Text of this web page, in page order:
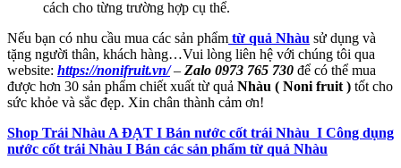
cách cho từng trường hợp cụ thể.
Nếu bạn có nhu cầu mua các sản phẩm từ quả Nhàu sử dụng và
tặng người thân, khách hàng…Vui lòng liên hệ với chúng tôi qua
website: https://nonifruit.vn/– Zalo 0973 765 730 để có thể mua
được hơn 30 sản phẩm chiết xuất từ quả Nhàu ( Noni fruit ) tốt cho
sức khỏe và sắc đẹp. Xin chân thành cảm ơn!
Shop Trái Nhàu A ĐẠT I Bán nước cốt trái Nhàu I Công dụng
nước cốt trái Nhàu I Bán các sản phẩm từ quả Nhàu